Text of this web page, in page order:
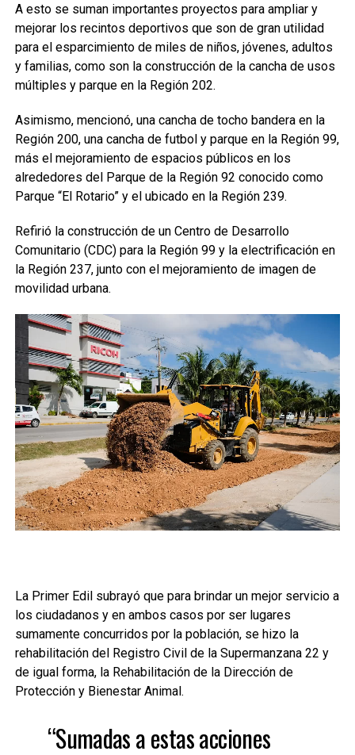
A esto se suman importantes proyectos para ampliar y
mejorar los recintos deportivos que son de gran utilidad
para el esparcimiento de miles de niños, jóvenes, adultos
y familias, como son la construcción de la cancha de usos
múltiples y parque en la Región 202.
Asimismo, mencionó, una cancha de tocho bandera en la
Región 200, una cancha de futbol y parque en la Región 99,
más el mejoramiento de espacios públicos en los
alrededores del Parque de la Región 92 conocido como
Parque “El Rotario” y el ubicado en la Región 239.
Refirió la construcción de un Centro de Desarrollo
Comunitario (CDC) para la Región 99 y la electrificación en
la Región 237, junto con el mejoramiento de imagen de
movilidad urbana.
La Primer Edil subrayó que para brindar un mejor servicio a
los ciudadanos y en ambos casos por ser lugares
sumamente concurridos por la población, se hizo la
rehabilitación del Registro Civil de la Supermanzana 22 y
de igual forma, la Rehabilitación de la Dirección de
Protección y Bienestar Animal.
“Sumadas a estas acciones